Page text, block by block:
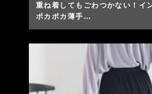
重ね着してもごわつかない！イ
ポカポカ薄手…